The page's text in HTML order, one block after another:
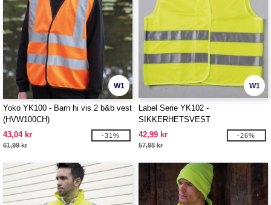
W1
Yoko YK100 - Barn hi vis 2 b&b vest
(HVW100CH)
43,04 kr
61,99 kr
-31%
W1
Label Serie YK102 -
SIKKERHETSVEST
42,99 kr
57,98 kr
-26%